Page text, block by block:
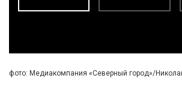
фото: Медиакомпания «Северный город»/